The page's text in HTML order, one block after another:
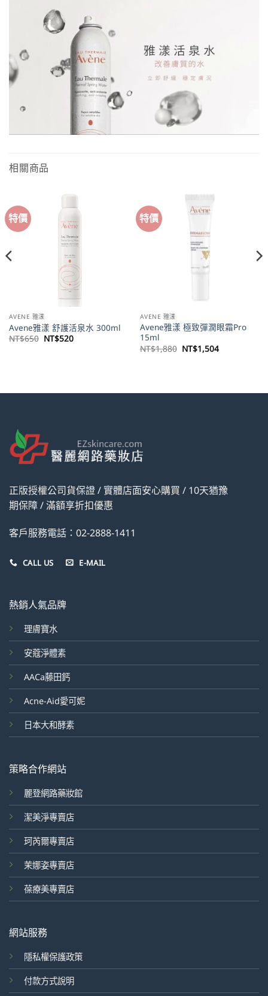
相關商品
特價
AVENE 雅漾
Avene雅漾 舒護活泉水 300ml
NT$650 原
NT$520目
特價
AVENE 雅漾
Avene雅漾 極致彈潤眼霜Pro
15ml
NT$1,880 原
始
NT$1,504目
前
正版授權公司貨保證 / 實體店面安心購買 / 10天猶豫
期保障 / 滿額享折扣優惠
客戶服務電話：02-2888-1411
CALL US E-MAIL
熱銷人氣品牌
理膚寶水
安蔻淨體素
AACa藤田鈣
Acne-Aid愛可妮
日本大和酵素
策略合作網站
麗登網路藥妝館
潔美淨專賣店
珂芮爾專賣店
茉娜姿專賣店
葆療美專賣店
網站服務
隱私權保護政策
付款方式說明